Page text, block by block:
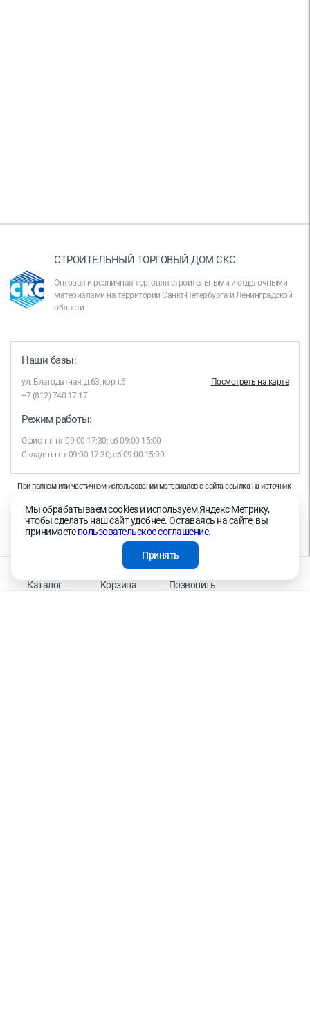
Каталог Корзина Позвонить
СТРОИТЕЛЬНЫЙ ТОРГОВЫЙ ДОМ СКС
Оптовая и розничная торговля строительными и отделочными
материалами на территории Санкт-Петербурга и Ленинградской
области
Наши базы:
ул. Благодатная, д.63, корп.6
Посмотреть на карте
+7 (812) 740-17-17
Режим работы:
Офис: пн-пт 09:00-17:30; сб 09:00-15:00
Склад: пн-пт 09:00-17:30; сб 09:00-15:00
При полном или частичном использовании материалов с сайта ссылка на источник
Продолжая работу с сайтом, вы даете согласие на использование сайтом cookies и
на обработку персональных данных в целях функционирования сайта, проведения
ретаргетинга, статистических исследований, улучшения сервиса и предоставления
релевантной рекламной информации на основе ваших предпочтений и интересов.
На информационном ресурсе применяются рекомендательные технологии —
Правила применения рекомендательных технологий
Мы обрабатываем cookies и используем Яндекс Метрику,
чтобы сделать наш сайт удобнее. Оставаясь на сайте, вы
принимаетепользовательское соглашение.
Принять